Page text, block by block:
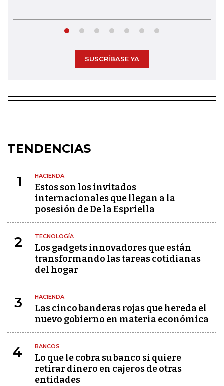
SUSCRÍBASE YA
TENDENCIAS
1 HACIENDA
Estos son los invitados
internacionales que llegan a la
posesión de De la Espriella
2 TECNOLOGÍA
Los gadgets innovadores que están
transformando las tareas cotidianas
del hogar
3 HACIENDA
Las cinco banderas rojas que hereda el
nuevo gobierno en materia económica
4 BANCOS
Lo que le cobra su banco si quiere
retirar dinero en cajeros de otras
entidades